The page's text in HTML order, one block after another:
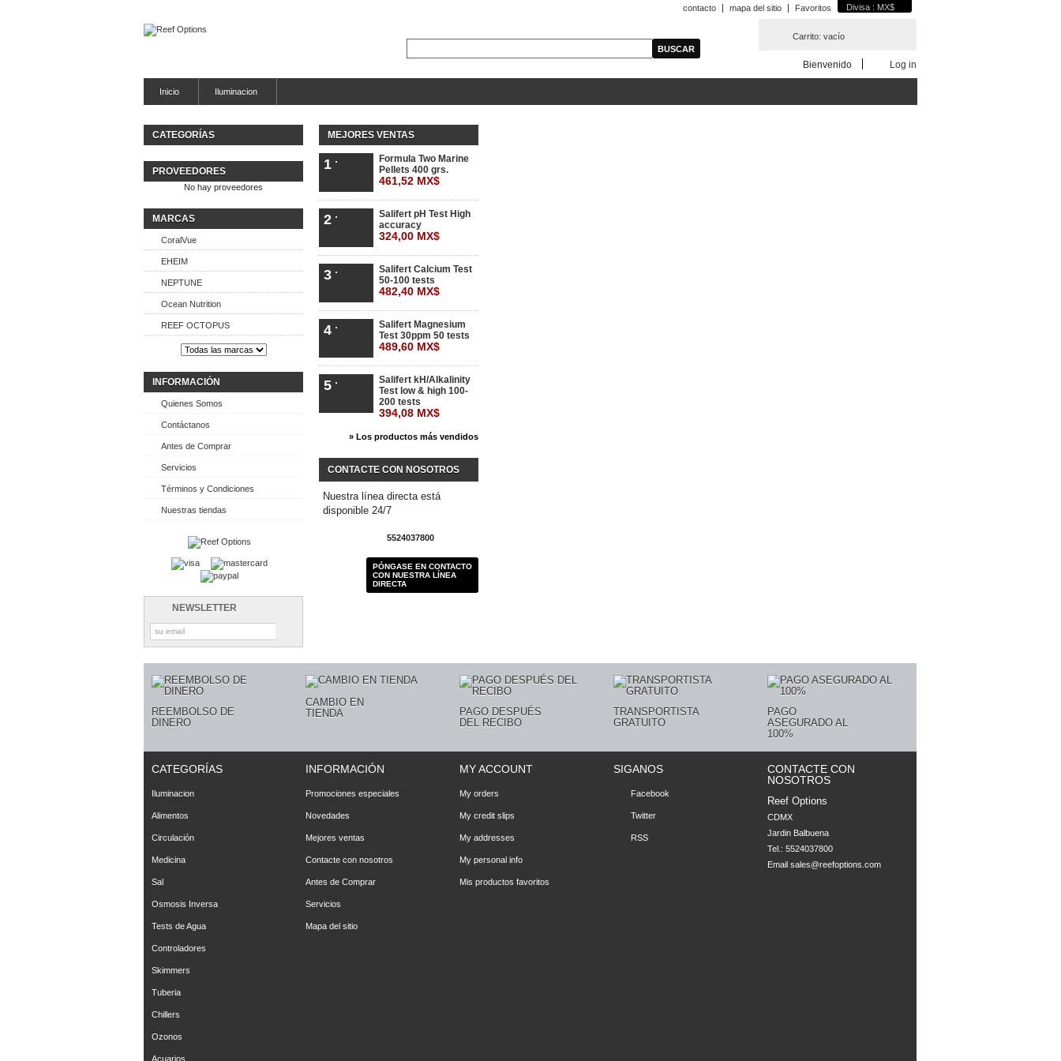
Divisa : MX$
contacto mapa del sitio Favoritos
Carrito: vacío
Bienvenido Log in
Inicio Iluminacion
CATEGORÍAS
PROVEEDORES
No hay proveedores
MARCAS
CoralVue
EHEIM
NEPTUNE
Ocean Nutrition
REEF OCTOPUS
INFORMACIÓN
Quienes Somos
Contáctanos
Antes de Comprar
Servicios
Términos y Condiciones
Nuestras tiendas
NEWSLETTER
MEJORES VENTAS
1
Formula Two Marine
Pellets 400 grs.
461,52 MX$
2
Salifert pH Test High
accuracy
324,00 MX$
3
Salifert Calcium Test
50-100 tests
482,40 MX$
4
Salifert Magnesium
Test 30ppm 50 tests
489,60 MX$
5
Salifert kH/Alkalinity
Test low & high 100-
200 tests
394,08 MX$
» Los productos más vendidos
CONTACTE CON NOSOTROS
Nuestra línea directa está
disponible 24/7
5524037800
PÓNGASE EN CONTACTO
CON NUESTRA LÍNEA
DIRECTA
REEMBOLSO DE
DINERO
CAMBIO EN
TIENDA
PAGO DESPUÉS
DEL RECIBO
TRANSPORTISTA
GRATUITO
PAGO
ASEGURADO AL
100%
CATEGORÍAS
Iluminacion
Alimentos
Circulación
Medicina
Sal
Osmosis Inversa
Tests de Agua
Controladores
Skimmers
Tuberia
Chillers
Ozonos
Acuarios
INFORMACIÓN
Promociones especiales
Novedades
Mejores ventas
Contacte con nosotros
Antes de Comprar
Servicios
Mapa del sitio
MY ACCOUNT
My orders
My credit slips
My addresses
My personal info
Mis productos favoritos
SIGANOS
Facebook
Twitter
RSS
CONTACTE CON
NOSOTROS
Reef Options
CDMX
Jardin Balbuena
Tel.: 5524037800
Email sales@reefoptions.com